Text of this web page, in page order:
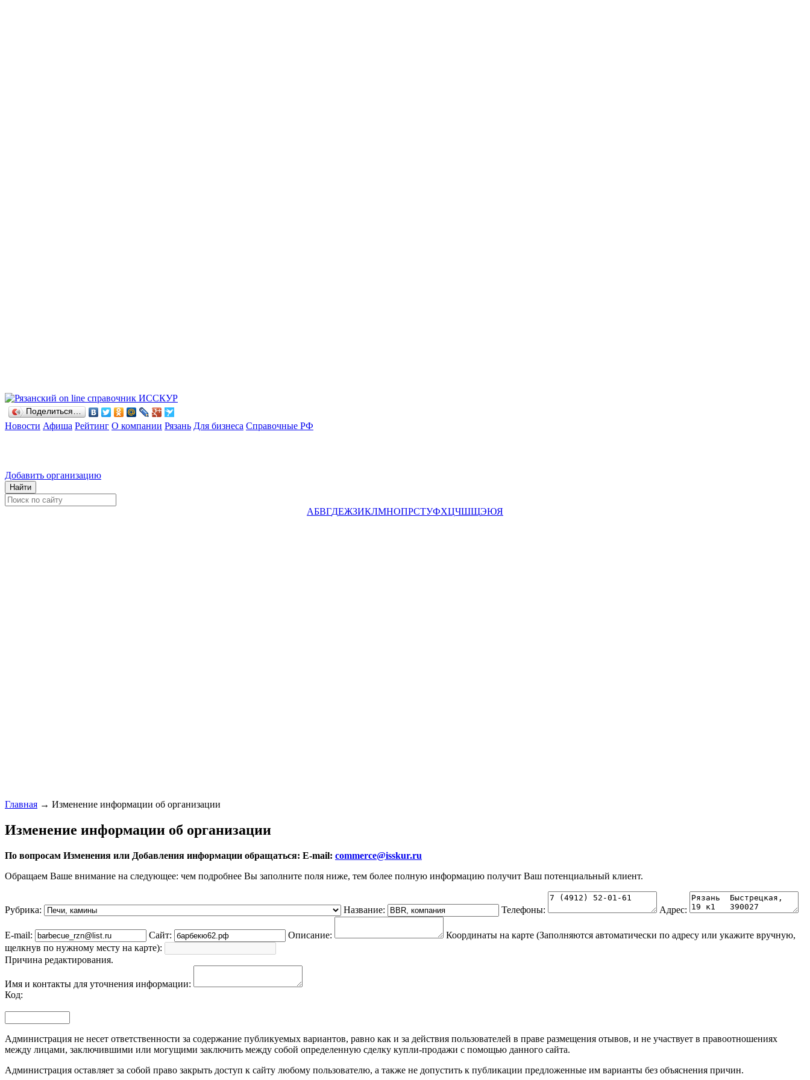
Поделиться…
Новости Афиша Рейтинг О компании Рязань Для бизнеса Справочные РФ
Добавить организацию
АБВГДЕЖЗИКЛМНОПРСТУФХЦЧШЩЭЮЯ
Главная → Изменение информации об организации
Изменение информации об организации
По вопросам Изменения или Добавления информации обращаться: E-mail: commerce@isskur.ru
Обращаем Ваше внимание на следующее: чем подробнее Вы заполните поля ниже, тем более полную информацию получит Ваш потенциальный клиент.
Рубрика: Название: Телефоны: Адрес:
E-mail: Сайт: Описание:
Координаты на карте (Заполняются автоматически по адресу или укажите вручную,
щелкнув по нужному месту на карте):
Причина редактирования.
Имя и контакты для уточнения информации:
Код:
Администрация не несет ответственности за содержание публикуемых вариантов, равно как и за действия пользователей в праве размещения отывов, и не участвует в правоотношениях
между лицами, заключившими или могущими заключить между собой определенную сделку купли-продажи с помощью данного сайта.
Администрация оставляет за собой право закрыть доступ к сайту любому пользователю, а также не допустить к публикации предложенные им варианты без объяснения причин.